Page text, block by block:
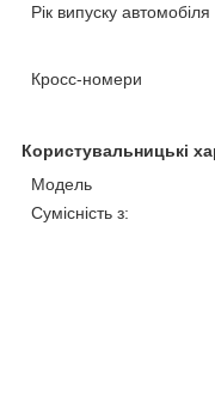
Рік випуску автомобіля
Кросс-номери
Користувальницькі
Модель
Сумісність з: